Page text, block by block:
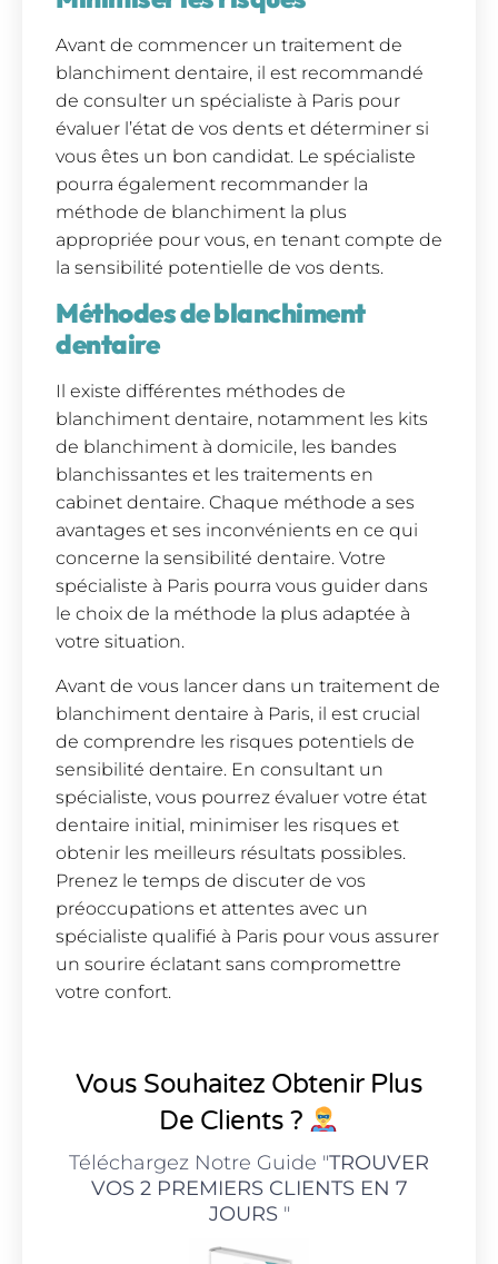
Avant de commencer un traitement de
blanchiment dentaire, il est recommandé
de consulter un spécialiste à Paris pour
évaluer l’état de vos dents et déterminer si
vous êtes un bon candidat. Le spécialiste
pourra également recommander la
méthode de blanchiment la plus
appropriée pour vous, en tenant compte de
la sensibilité potentielle de vos dents.
Méthodes de blanchiment
dentaire
Il existe différentes méthodes de
blanchiment dentaire, notamment les kits
de blanchiment à domicile, les bandes
blanchissantes et les traitements en
cabinet dentaire. Chaque méthode a ses
avantages et ses inconvénients en ce qui
concerne la sensibilité dentaire. Votre
spécialiste à Paris pourra vous guider dans
le choix de la méthode la plus adaptée à
votre situation.
Avant de vous lancer dans un traitement de
blanchiment dentaire à Paris, il est crucial
de comprendre les risques potentiels de
sensibilité dentaire. En consultant un
spécialiste, vous pourrez évaluer votre état
dentaire initial, minimiser les risques et
obtenir les meilleurs résultats possibles.
Prenez le temps de discuter de vos
préoccupations et attentes avec un
spécialiste qualifié à Paris pour vous assurer
un sourire éclatant sans compromettre
votre confort.
Vous Souhaitez Obtenir Plus
De Clients ?
Téléchargez Notre Guide "TROUVER
VOS 2 PREMIERS CLIENTS EN 7
JOURS"